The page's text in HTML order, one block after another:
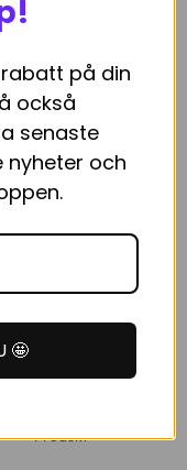
Guld Dreamliner
249kr
LÄS MER
Produkt
rabatt på din
också
senaste
nyheter och
🤩